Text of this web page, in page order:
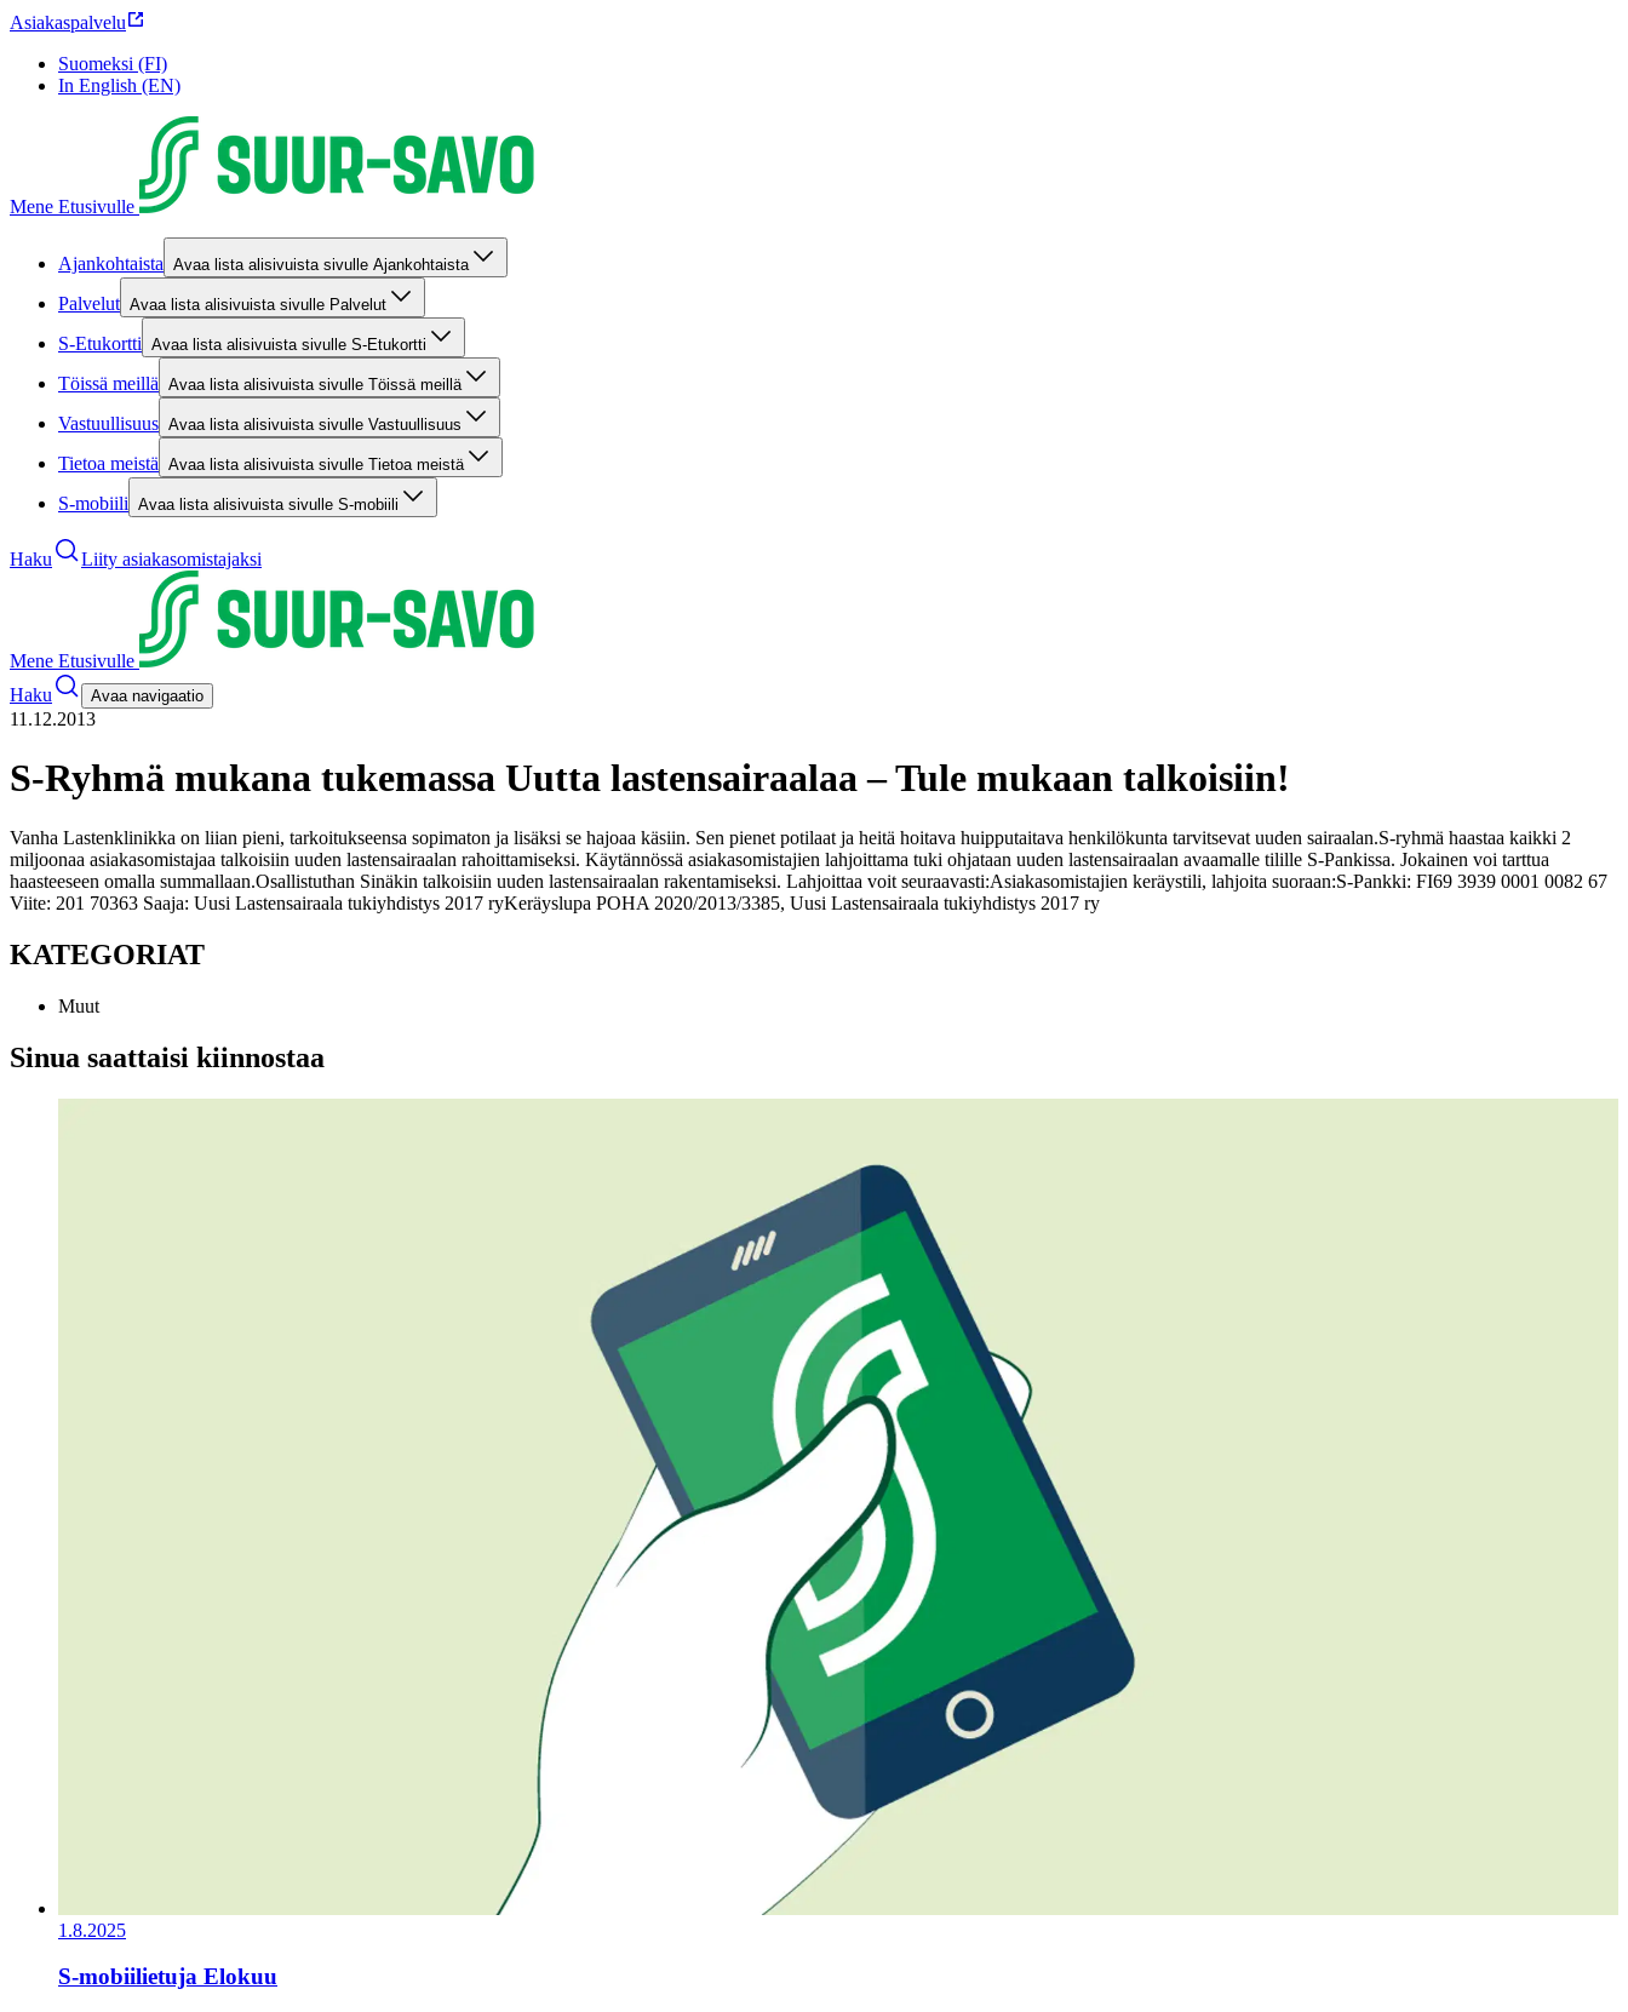
Asiakaspalvelu
Suomeksi (FI)
In English (EN)
Mene Etusivulle
Ajankohtaista Avaa lista alisivuista sivulle Ajankohtaista
Palvelut Avaa lista alisivuista sivulle Palvelut
S-Etukortti Avaa lista alisivuista sivulle S-Etukortti
Töissä meillä Avaa lista alisivuista sivulle Töissä meillä
Vastuullisuus Avaa lista alisivuista sivulle Vastuullisuus
Tietoa meistä Avaa lista alisivuista sivulle Tietoa meistä
S-mobiili Avaa lista alisivuista sivulle S-mobiili
Haku Liity asiakasomistajaksi
Mene Etusivulle
Haku
Avaa navigaatio
11.12.2013
S-Ryhmä mukana tukemassa Uutta lastensairaalaa – Tule mukaan talkoisiin!
Vanha Lastenklinikka on liian pieni, tarkoitukseensa sopimaton ja lisäksi se hajoaa käsiin. Sen pienet potilaat ja heitä hoitava huipputaitava henkilökunta tarvitsevat uuden sairaalan.S-ryhmä haastaa kaikki 2
miljoonaa asiakasomistajaa talkoisiin uuden lastensairaalan rahoittamiseksi. Käytännössä asiakasomistajien lahjoittama tuki ohjataan uuden lastensairaalan avaamalle tilille S-Pankissa. Jokainen voi tarttua
haasteeseen omalla summallaan.Osallistuthan Sinäkin talkoisiin uuden lastensairaalan rakentamiseksi. Lahjoittaa voit seuraavasti:Asiakasomistajien keräystili, lahjoita suoraan:S-Pankki: FI69 3939 0001 0082 67
Viite: 201 70363 Saaja: Uusi Lastensairaala tukiyhdistys 2017 ryKeräyslupa POHA 2020/2013/3385, Uusi Lastensairaala tukiyhdistys 2017 ry
KATEGORIAT
Muut
Sinua saattaisi kiinnostaa
1.8.2025
S-mobiilietuja Elokuu